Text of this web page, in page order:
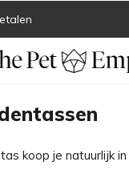
koop je natuurlijk